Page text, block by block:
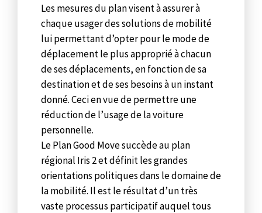
Les mesures du plan visent à assurer à
chaque usager des solutions de mobilité
lui permettant d’opter pour le mode de
déplacement le plus approprié à chacun
de ses déplacements, en fonction de sa
destination et de ses besoins à un instant
donné. Ceci en vue de permettre une
réduction de l’usage de la voiture
personnelle.
Le Plan Good Move succède au plan
régional Iris 2 et définit les grandes
orientations politiques dans le domaine de
la mobilité. Il est le résultat d’un très
vaste processus participatif auquel tous